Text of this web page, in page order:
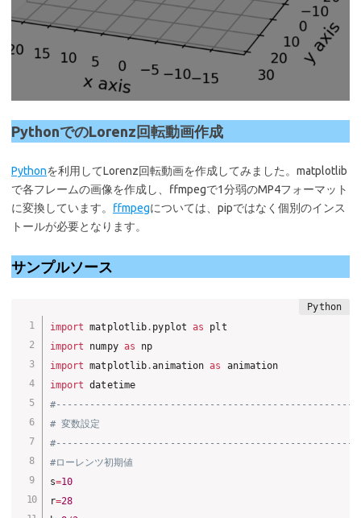
PythonでのLorenz回転動画作成
Pythonを利用してLorenz回転動画を作成してみました。matplotlib
で各フレームの画像を作成し、ffmpegで1分弱のMP4フォーマット
に変換しています。 ffmpegについては、pipではなく個別のインス
トールが必要となります。
サンプルソース
import matplotlib . pyplot as
import numpy as
import matplotlib .animation as
import
# 変数設定
#ローレンツ初期値
s=10
r=28